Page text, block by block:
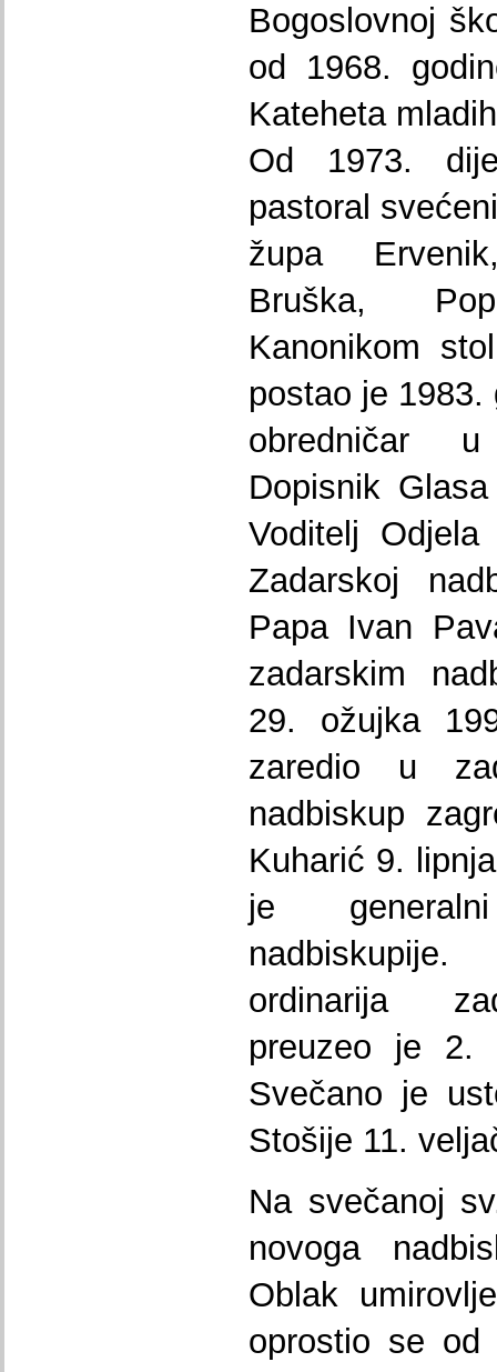
Bogoslovnoj
od 1968.
Kateheta
Od 1973.
pastoral
župa
Bruška,
Kanonikom
postao je
obredničar
Dopisnik
Voditelj
Zadarskoj
Papa Ivan
zadarskim
29. ožujka
zaredio u
nadbiskup
Kuharić 9.
je
ordinarija
preuzeo je 2.
Svečano je
Stošije 11.
Na svečanoj
novoga
Oblak
oprostio se od